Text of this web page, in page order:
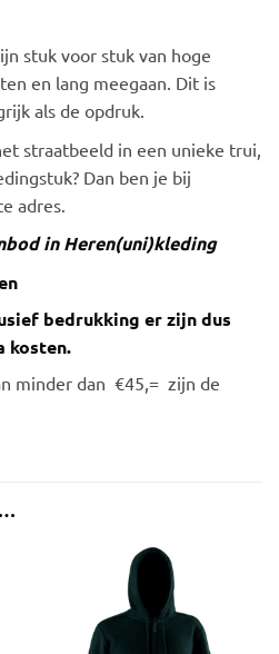
stuk voor stuk van hoge
en lang meegaan. Dit is
als de opdruk.
straatbeeld in een unieke trui,
Dan ben je bij
adres.
in Heren(uni)kleding
bedrukking er zijn dus
kosten.
minder dan €45,= zijn de